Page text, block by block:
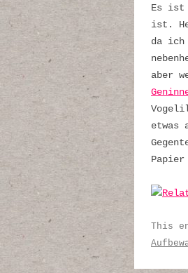
Es ist
ist.
da
aber
etwas
This